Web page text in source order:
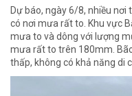
Dự báo, ngày 6/8, nhiều
có nơi mưa rất to. Khu vực
mưa to và dông với lượng
mưa rất to trên 180mm.
thấp, không có khả năng di